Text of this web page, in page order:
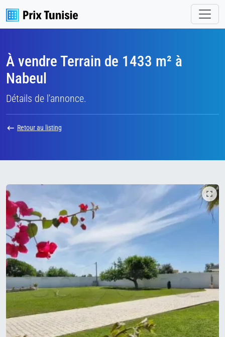
À vendre Terrain de 1433 m² à
Nabeul
Détails de l'annonce.
Retour au listing